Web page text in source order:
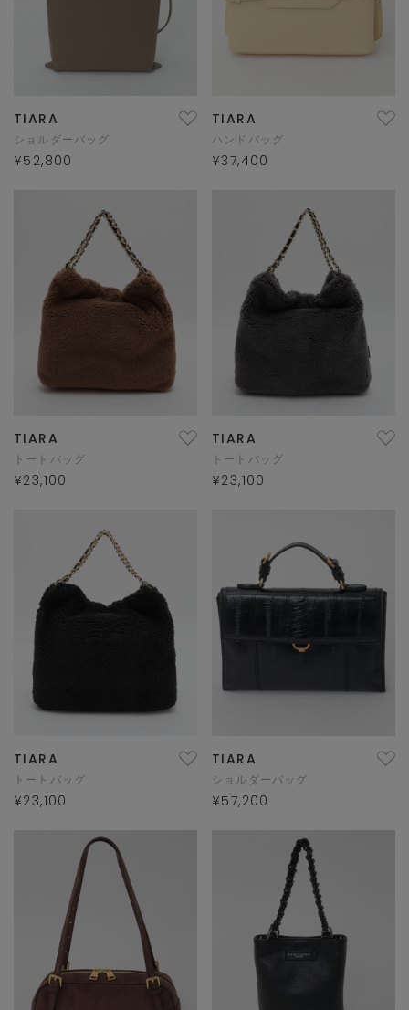
TIARA
ショルダーバッグ
¥52,800
TIARA
ハンドバッグ
¥37,400
TIARA
トートバッグ
¥23,100
TIARA
トートバッグ
¥23,100
TIARA
トートバッグ
¥23,100
TIARA
ショルダーバッグ
¥57,200